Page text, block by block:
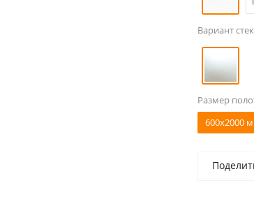
Вариант
Размер
600x2000